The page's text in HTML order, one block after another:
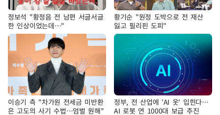
정보석 "황정음 전 남편 서글서글
한 인상이었는데…"
황기순 "원정 도박으로 전 재산
잃고 필리핀 도피"
이승기 측 "차가원 전세금 미반환
은 고도의 사기 수법…엄벌 원해"
정부, 전 산업에 'AI 옷' 입힌다…
AI 로봇 연 1000대 보급 추진